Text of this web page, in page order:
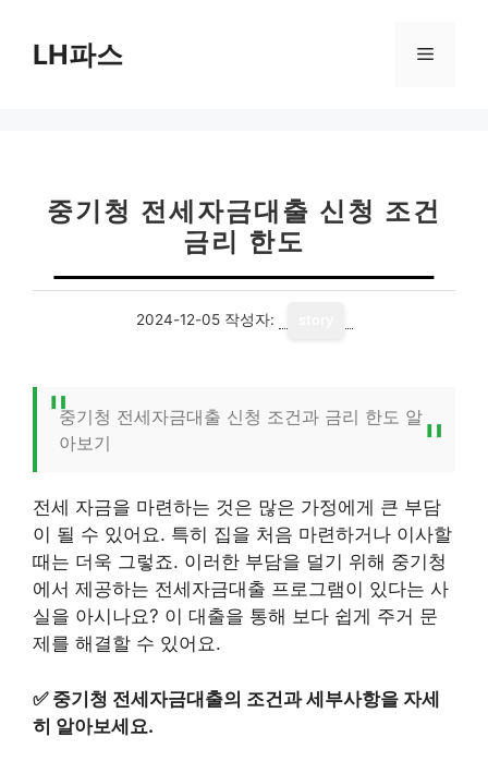
LH파스 메
중기청 전세자금대출 신청 조건
금리 한도
2024-12-05 작성자:
중기청 전세자금대출 신청 조건과 금리 한도 알
아보기
전세 자금을 마련하는 것은 많은 가정에게 큰 부담
이 될 수 있어요. 특히 집을 처음 마련하거나 이사할
때는 더욱 그렇죠. 이러한 부담을 덜기 위해 중기청
에서 제공하는 전세자금대출 프로그램이 있다는 사
실을 아시나요? 이 대출을 통해 보다 쉽게 주거 문
제를 해결할 수 있어요.
✅ 중기청 전세자금대출의 조건과 세부사항을 자세
히 알아보세요.